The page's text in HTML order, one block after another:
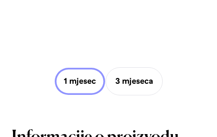
1 mjesec 3 mjeseca